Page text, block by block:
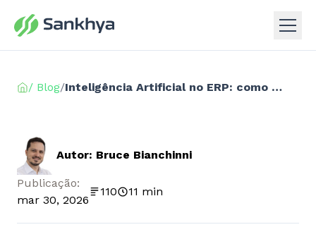
/ Blog/ Inteligência Artificial no ERP: como transformar processos empresariais com automação e previsão
Autor: Bruce Bianchinni
Publicação:
mar 30, 2026
110 11 min